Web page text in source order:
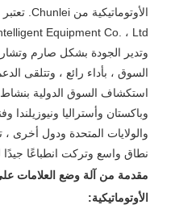
وتدير الجودة بشكل صارم
السوق ، بأداء رائع ، وتتلقى
استكشاف السوق الدولية بنشاط
وباكستان وأستراليا ونيوزيلندا
والولايات المتحدة ودول أخرى
نطاق واسع وتركت انطباعًا جيدًا
مقدمة من آلة وضع العلامات
الأوتوماتيكية: